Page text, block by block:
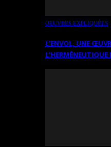
OEUVRES EXPLIQUÉES
L’ENVOL, UNE
L’HERMÉNEUTIQUE